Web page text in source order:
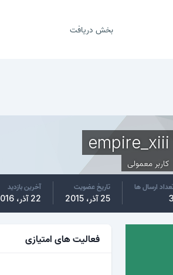
بخش دریافت
empire_xiii
کاربر معمولی
ارسال ها
3
تاریخ عضویت
25 آذر، 2015
آخرین بازدید
22 آذر، 2016
فعالیت های امتیازی